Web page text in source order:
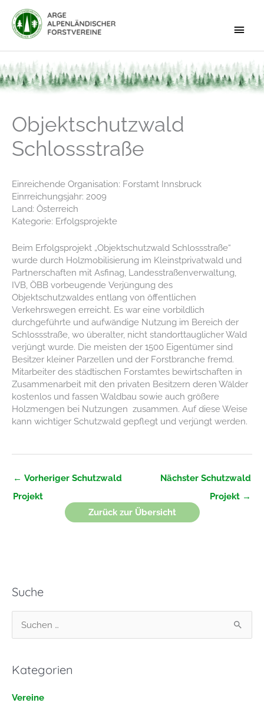
Inhalt
springen
Objektschutzwald
Schlossstraße
Einreichende Organisation: Forstamt Innsbruck
Einrreichungsjahr: 2009
Land: Österreich
Kategorie: Erfolgsprojekte
Beim Erfolgsprojekt „Objektschutzwald Schlossstraße“
wurde durch Holzmobilisierung im Kleinstprivatwald und
Partnerschaften mit Asfinag, Landesstraßenverwaltung,
IVB, ÖBB vorbeugende Verjüngung des
Objektschutzwaldes entlang von öffentlichen
Verkehrswegen erreicht. Es war eine vorbildlich
durchgeführte und aufwändige Nutzung im Bereich der
Schlossstraße, wo überalter, nicht standorttauglicher Wald
verjüngt wurde. Die meisten der 1500 Eigentümer sind
Besitzer kleiner Parzellen und der Forstbranche fremd.
Mitarbeiter des städtischen Forstamtes bewirtschaften in
Zusammenarbeit mit den privaten Besitzern deren Wälder
kostenlos und fassen Waldbau sowie auch größere
Holzmengen bei Nutzungen zusammen. Auf diese Weise
kann wichtiger Schutzwald gepflegt und verjüngt werden.
← Vorheriger Schutzwald
Projekt
Nächster Schutzwald
Projekt →
Zurück zur Übersicht
Suche
u
h
Kategorien
Vereine